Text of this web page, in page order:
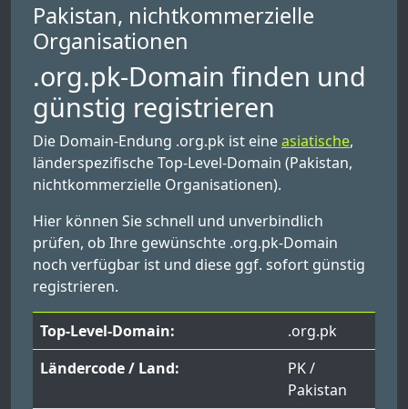
Pakistan, nichtkommerzielle
Organisationen
.org.pk-Domain finden und
günstig registrieren
Die Domain-Endung .org.pk ist eineasiatische,
länderspezifische Top-Level-Domain (Pakistan,
nichtkommerzielle Organisationen).
Hier können Sie schnell und unverbindlich
prüfen, ob Ihre gewünschte .org.pk-Domain
noch verfügbar ist und diese ggf. sofort günstig
registrieren.
Top-Level-Domain:
.org.pk
Ländercode / Land:
PK /
Pakistan